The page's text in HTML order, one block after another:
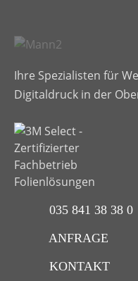
Ihre Spezialisten für
Digitaldruck in der
035 841 38 38 0
ANFRAGE
KONTAKT